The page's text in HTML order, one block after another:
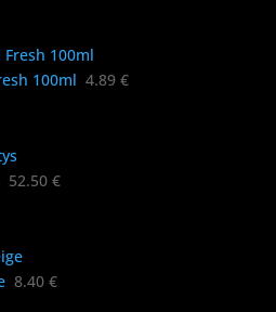
100ml 4.89 €
52.50 €
8.40 €